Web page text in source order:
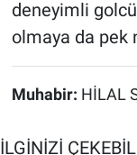
deneyimli
olmaya da pek
Muhabir: HİLAL